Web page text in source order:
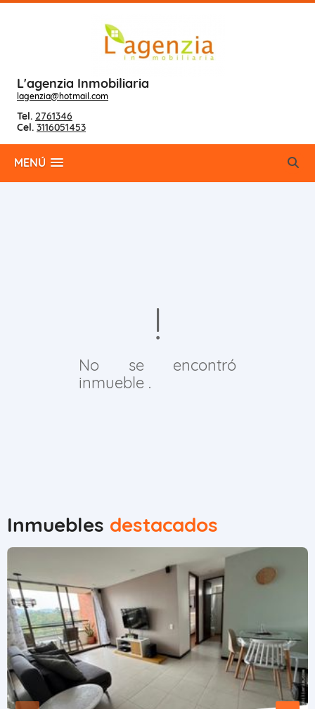
L'agenzia Inmobiliaria
lagenzia@hotmail.com
Tel. 2761346
Cel. 3116051453
MENÚ
No se encontró
inmueble .
Inmuebles destacados